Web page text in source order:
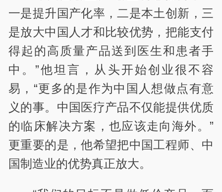
一是提升国产化率，二是本土创新，三
是放大中国人才和比较优势，把能支付
得起的高质量产品送到医生和患者手
中。”他坦言，从头开始创业很不容
易，“更多的是作为中国人想做点有意
义的事。中国医疗产品不仅能提供优质
的临床解决方案，也应该走向海外。”
更重要的是，他希望把中国工程师、中
国制造业的优势真正放大。